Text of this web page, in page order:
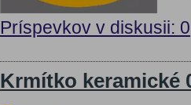
Príspevkov v diskusii: 0
Krmítko keramické